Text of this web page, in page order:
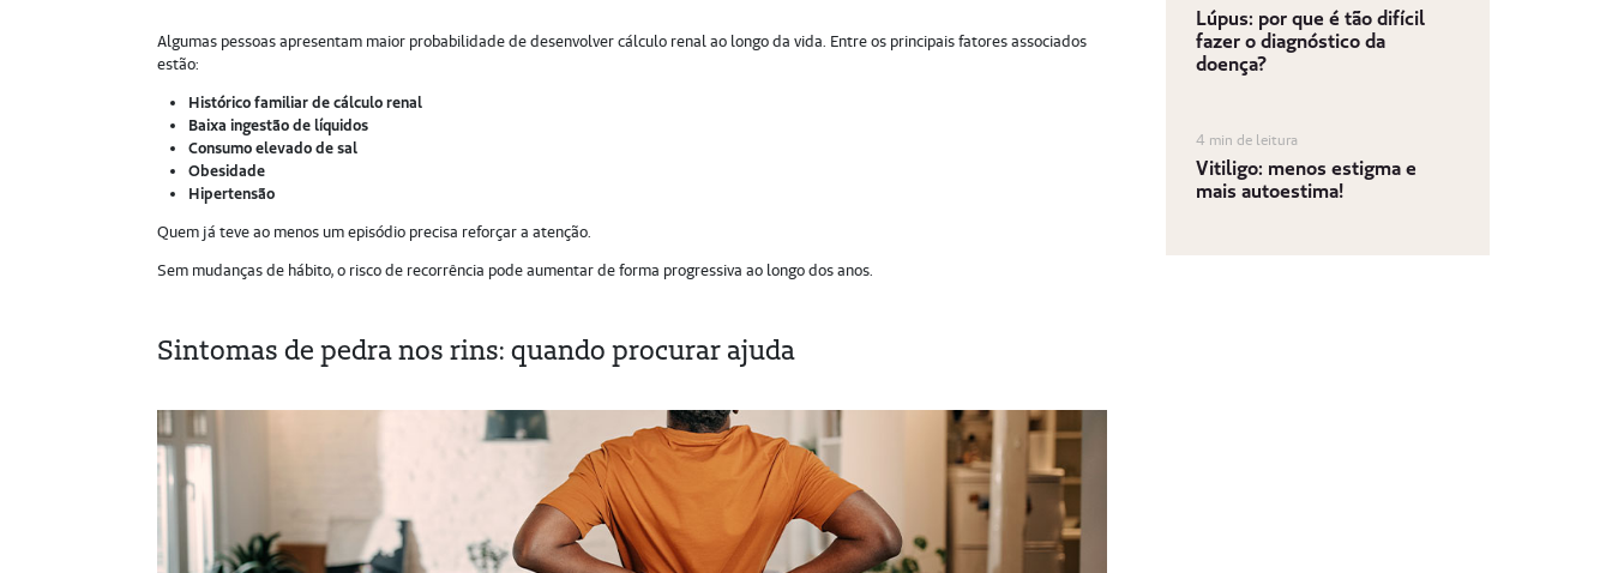
Algumas pessoas apresentam maior probabilidade de desenvolver cálculo renal ao longo da vida. Entre os principais fatores associados
estão:
Histórico familiar de cálculo renal
Baixa ingestão de líquidos
Consumo elevado de sal
Obesidade
Hipertensão
Quem já teve ao menos um episódio precisa reforçar a atenção.
Sem mudanças de hábito, o risco de recorrência pode aumentar de forma progressiva ao longo dos anos.
Sintomas de pedra nos rins: quando procurar ajuda
Lúpus: por que é tão difícil
fazer o diagnóstico da
doença?
4 min de leitura
Vitiligo: menos estigma e
mais autoestima!